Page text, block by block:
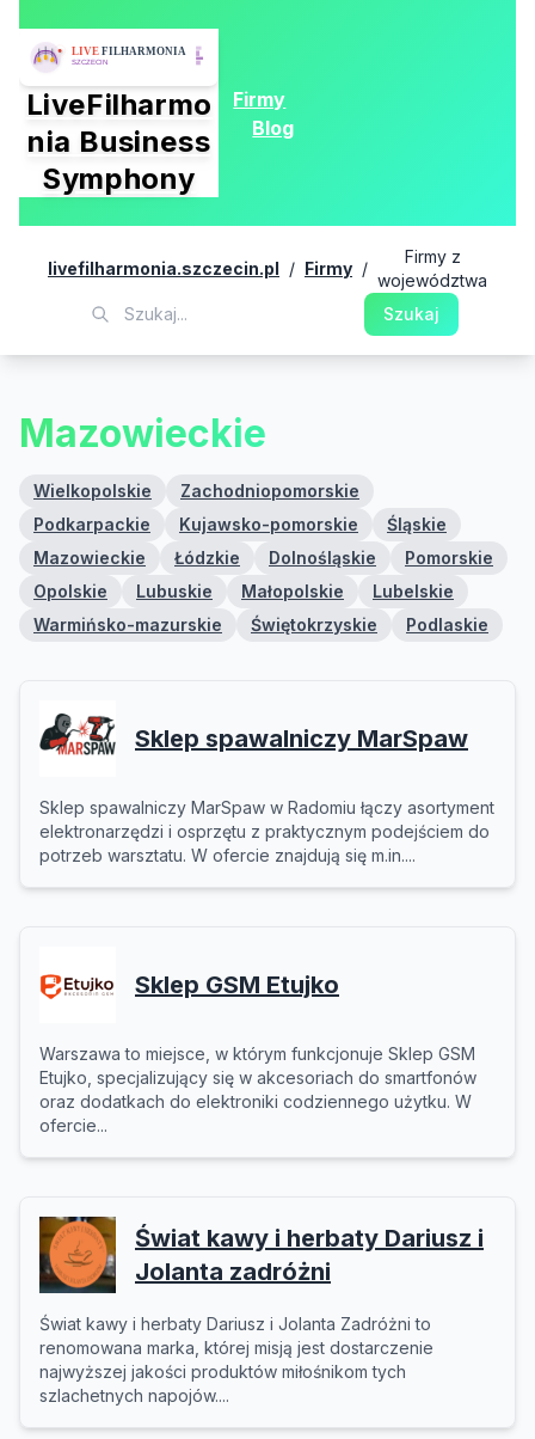
LiveFilharmo
nia Business
Symphony
Firmy
Blog
livefilharmonia.szczecin.pl / Firmy /
Firmy z
województwa
Szukaj
Mazowieckie
Wielkopolskie
Zachodniopomorskie
Podkarpackie
Kujawsko-pomorskie
Śląskie
Mazowieckie
Łódzkie Dolnośląskie
Pomorskie
Opolskie
Lubuskie Małopolskie
Lubelskie
Warmińsko-mazurskie
Świętokrzyskie Podlaskie
Sklep spawalniczy MarSpaw
Sklep spawalniczy MarSpaw w Radomiu łączy asortyment
elektronarzędzi i osprzętu z praktycznym podejściem do
potrzeb warsztatu. W ofercie znajdują się m.in....
Sklep GSM Etujko
Warszawa to miejsce, w którym funkcjonuje Sklep GSM
Etujko, specjalizujący się w akcesoriach do smartfonów
oraz dodatkach do elektroniki codziennego użytku. W
ofercie...
Świat kawy i herbaty Dariusz i
Jolanta zadróżni
Świat kawy i herbaty Dariusz i Jolanta Zadróżni to
renomowana marka, której misją jest dostarczenie
najwyższej jakości produktów miłośnikom tych
szlachetnych napojów....